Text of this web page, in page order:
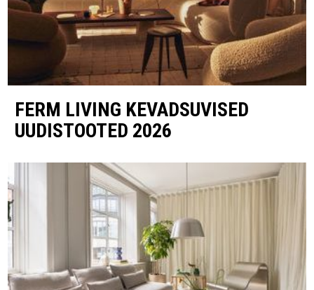
FERM LIVING KEVADSUVISED
UUDISTOOTED 2026